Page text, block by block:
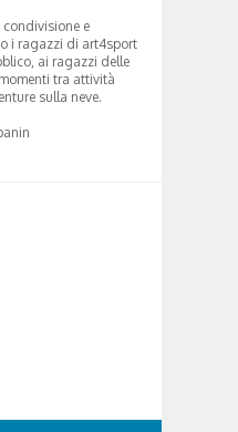
e
i ragazzi di art4sport
ai ragazzi delle
tra attività
sulla neve.